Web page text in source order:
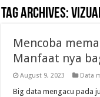
Tag Archives:
Mencoba
Manfaat nya
August 9, 2023 Data
Big data mengacu pada